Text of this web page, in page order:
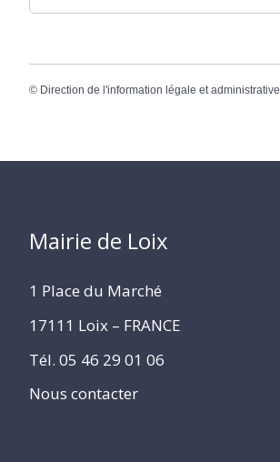
© Direction de l'information légale et administrative
Mairie de Loix
1 Place du Marché
17111 Loix – FRANCE
Tél. 05 46 29 01 06
Nous contacter